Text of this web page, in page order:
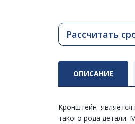
Рассчитать
ОПИСАНИЕ
Кронштейн является
такого рода детали.